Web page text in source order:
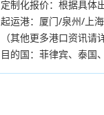
定制化报价：根据具体
起运港：厦门/泉州/上海
（其他更多港口资讯请
目的国：菲律宾、泰国